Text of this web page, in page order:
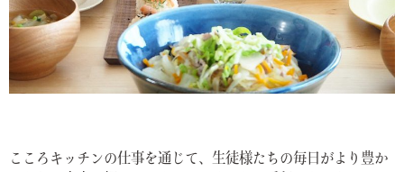
こころキッチンの仕事を通じて、生徒様たちの毎日がより豊か